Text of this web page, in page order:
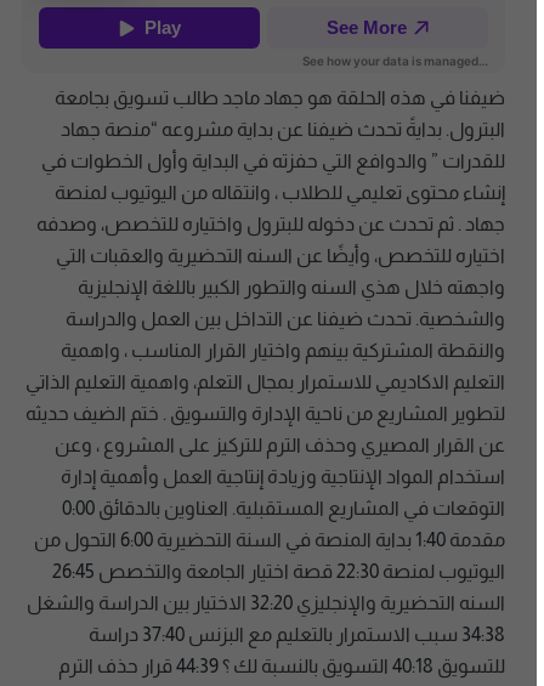
ضيفنا في هذه الحلقة هو جهاد ماجد طالب تسويق بجامعة
البترول. بدايةً تحدث ضيفنا عن بداية مشروعه “منصة جهاد
للقدرات ” والدوافع التي حفزته في البداية وأول الخطوات في
إنشاء محتوى تعليمي للطلاب ، وانتقاله من اليوتيوب لمنصة
جهاد . ثم تحدث عن دخوله للبترول واختياره للتخصص، وصدفه
اختياره للتخصص، وأيضًا عن السنه التحضيرية والعقبات التي
واجهته خلال هذي السنه والتطور الكبير باللغة الإنجليزية
والشخصية. تحدث ضيفنا عن التداخل بين العمل والدراسة
والنقطة المشتركية بينهم واختيار القرار المناسب ، واهمية
التعليم الاكاديمي للاستمرار بمجال التعلم، واهمية التعليم الذاتي
لتطوير المشاريع من ناحية الإدارة والتسويق . ختم الضيف حديثه
عن القرار المصيري وحذف الترم للتركيز على المشروع ، وعن
استخدام المواد الإنتاجية وزيادة إنتاجية العمل وأهمية إدارة
التوقعات في المشاريع المستقبلية. العناوين بالدقائق0:00
مقدمة1:40 بداية المنصة في السنة التحضيرية6:00التحول من
اليوتيوب لمنصة22:30قصة اختيار الجامعة والتخصص26:45
السنه التحضيرية والإنجليزي32:20الاختيار بين الدراسة والشغل
34:38سبب الاستمرار بالتعليم مع البزنس37:40دراسة
للتسويق40:18التسويق بالنسبة لك ؟44:39قرار حذف الترم